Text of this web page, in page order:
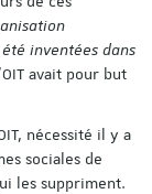
inventées dans
avait pour but
nécessité il y a
sociales de
les suppriment.